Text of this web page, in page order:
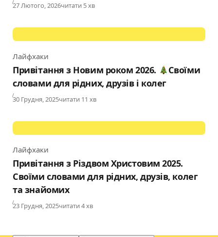
Published
27 Лютого, 2026читати 5 хв
Category
Лайфхаки
Привітання з Новим роком 2026.
Своїми
словами для рідних, друзів і колег
Published
30 Грудня, 2025читати 11 хв
Category
Лайфхаки
Привітання з Різдвом Христовим 2025.
Своїми словами для рідних, друзів, колег
та знайомих
Published
23 Грудня, 2025читати 4 хв